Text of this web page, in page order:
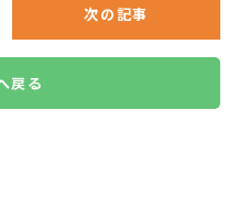
次の記事
戻る